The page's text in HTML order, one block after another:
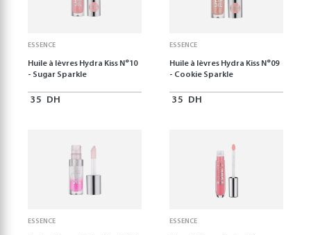
ESSENCE
Huile à lèvres Hydra Kiss N°10
- Sugar Sparkle
35 DH
ESSENCE
Huile à lèvres Hydra Kiss N°09
- Cookie Sparkle
35 DH
ESSENCE ESSENCE